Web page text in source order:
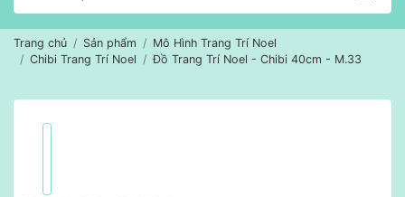
Trang chủ Sản phẩm
Mô Hình Trang Trí Noel
Chibi Trang Trí Noel
Đồ Trang Trí Noel - Chibi 40cm - M.33